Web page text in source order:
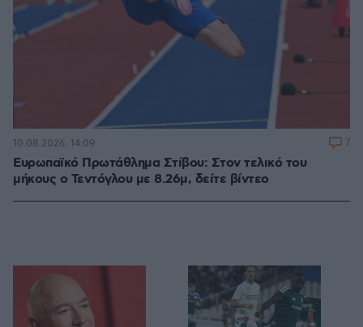
Ευρωπαϊκό Πρωτάθλημα Στίβου: Στον τελικό του
μήκους ο Τεντόγλου με 8.26μ, δείτε βίντεο
10.08.2026, 14:09 7